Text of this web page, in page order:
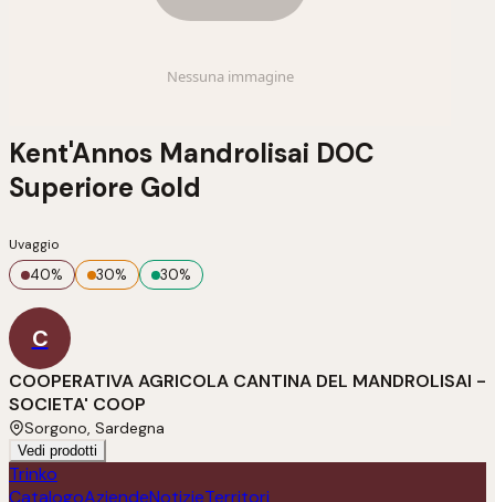
Kent'Annos Mandrolisai DOC
Superiore Gold
Uvaggio
40% 30% 30%
C
COOPERATIVA AGRICOLA CANTINA DEL MANDROLISAI -
SOCIETA' COOP
Sorgono, Sardegna
Vedi prodotti
Trinko
CatalogoAziendeNotizieTerritori